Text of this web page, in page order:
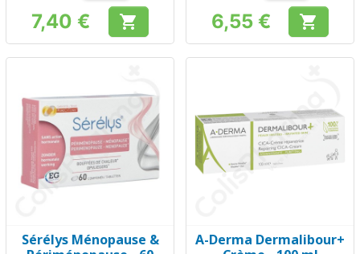
Prix
7,40 €  Prix
6,55 € 
Sérélys Ménopause &
A-Derma Dermalibour+